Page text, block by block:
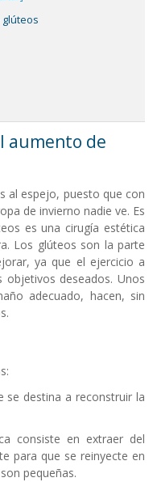
glúteos
aumento de
al espejo, puesto que con
de invierno nadie ve. Es
es una cirugía estética
Los glúteos son la parte
ya que el ejercicio a
deseados. Unos
adecuado, hacen, sin
se destina a reconstruir la
consiste en extraer del
para que se reinyecte en
pequeñas.